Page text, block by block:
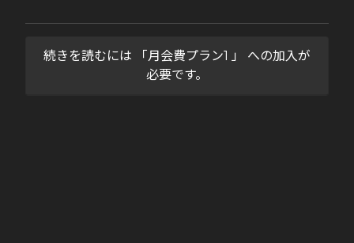
続きを読むには 「月会費プラン1 」 への加入が
必要です。